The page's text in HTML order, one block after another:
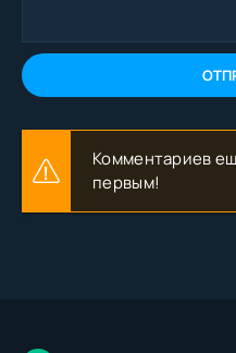
Комментариев
первым!